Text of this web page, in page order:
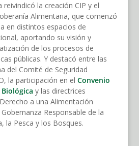
reivindicó la creación CIP y el
Alimentaria, que comenzó
en distintos espacios de
aportando su visión y
de los procesos de
públicas. Y destacó entre las
del Comité de Seguridad
la participación en el Convenio
y las directrices
a una Alimentación
Responsable de la
la Pesca y los Bosques.